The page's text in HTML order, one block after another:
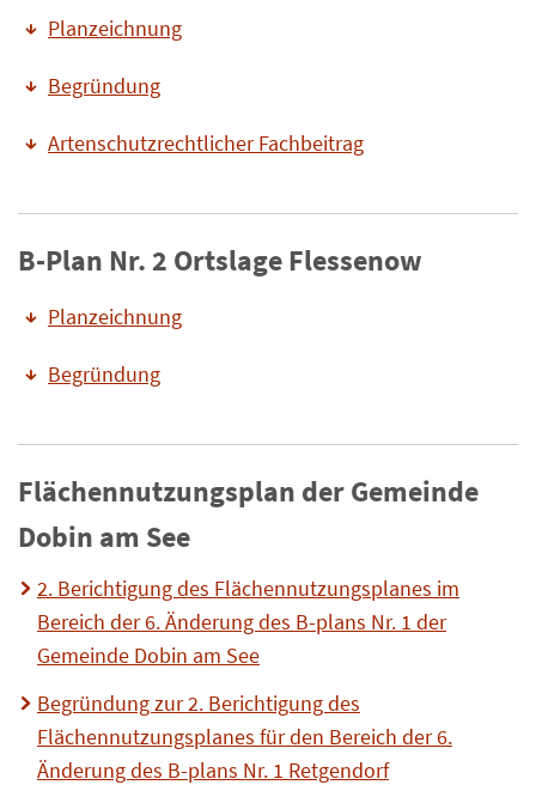
Planzeichnung
Begründung
Artenschutzrechtlicher Fachbeitrag
B-Plan Nr. 2 Ortslage Flessenow
Planzeichnung
Begründung
Flächennutzungsplan der Gemeinde
Dobin am See
2. Berichtigung des Flächennutzungsplanes im
Bereich der 6. Änderung des B-plans Nr. 1 der
Gemeinde Dobin am See
Begründung zur 2. Berichtigung des
Flächennutzungsplanes für den Bereich der 6.
Änderung des B-plans Nr. 1 Retgendorf